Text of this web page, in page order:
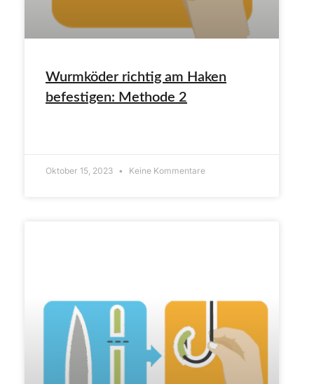
Wurmköder richtig am Haken
befestigen: Methode 2
Oktober 15, 2023 Keine Kommentare